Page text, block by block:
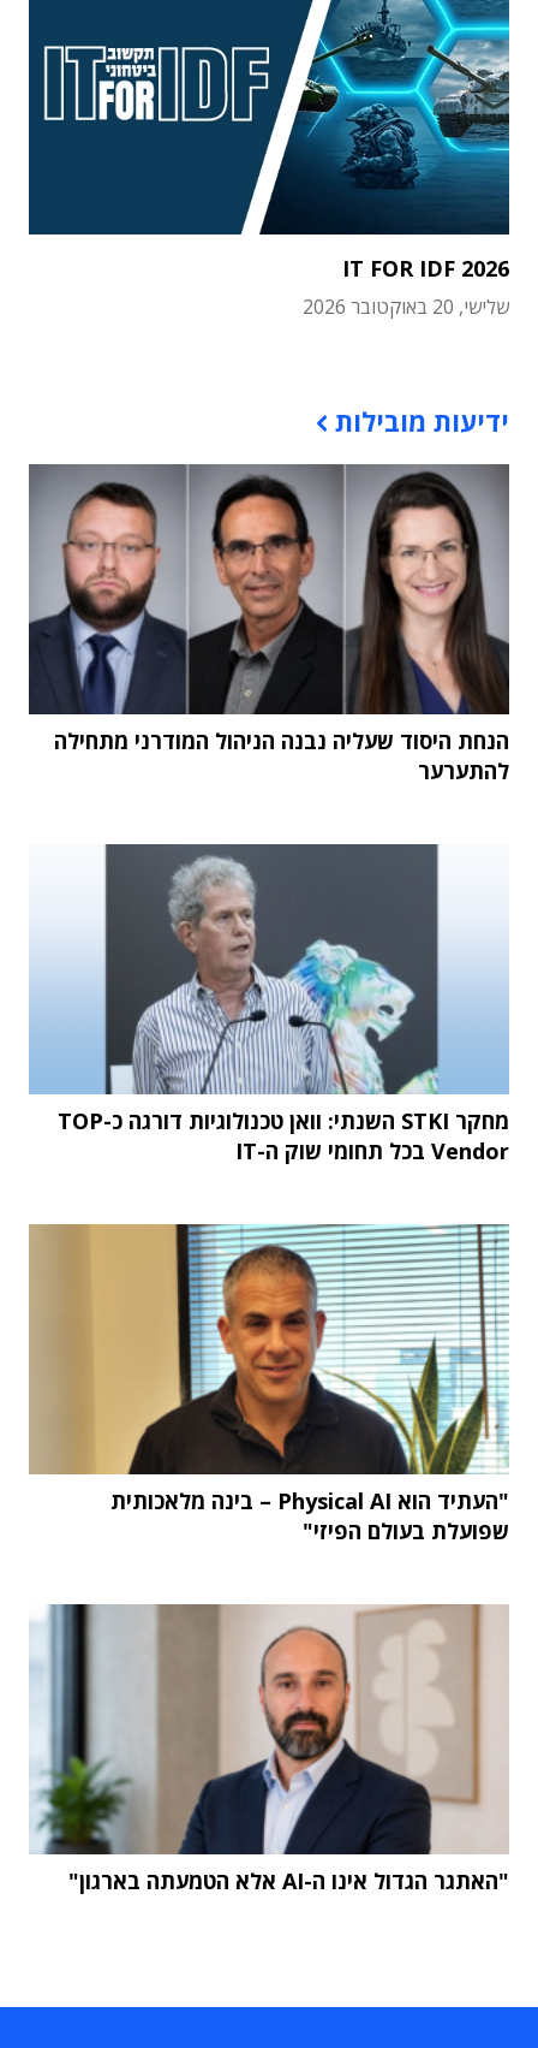
IT FOR IDF 2026
שלישי, 20 באוקטובר 2026
ידיעות מובילות
הנחת היסוד שעליה נבנה הניהול המודרני מתחילה
להתערער
מחקר STKI השנתי: וואן טכנולוגיות דורגה כ-TOP
Vendor בכל תחומי שוק ה-IT
"העתיד הוא Physical AI – בינה מלאכותית
שפועלת בעולם הפיזי"
"האתגר הגדול אינו ה-AI אלא הטמעתה בארגון"